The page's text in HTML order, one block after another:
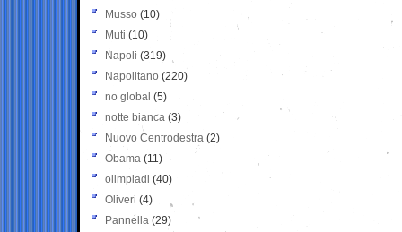
Musso (10)
Muti (10)
Napoli (319)
Napolitano (220)
no global (5)
notte bianca (3)
Nuovo Centrodestra (2)
Obama (11)
olimpiadi (40)
Oliveri (4)
Pannella (29)